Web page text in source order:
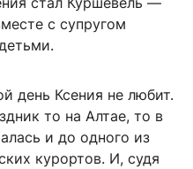
с супругом
день Ксения не любит.
то на Алтае, то в
и до одного из
курортов. И, судя